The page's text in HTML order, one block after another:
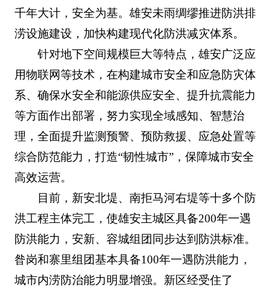
千年大计，安全为基。雄安未雨绸缪推进防洪排
涝设施建设，加快构建现代化防洪减灾体系。
针对地下空间规模巨大等特点，雄安广泛应
用物联网等技术，在构建城市安全和应急防灾体
系、确保水安全和能源供应安全、提升抗震能力
等方面作出部署，努力实现全域感知、智慧治
理，全面提升监测预警、预防救援、应急处置等
综合防范能力，打造“韧性城市”，保障城市安全
高效运营。
目前，新安北堤、南拒马河右堤等十多个防
洪工程主体完工，使雄安主城区具备200年一遇
防洪能力，安新、容城组团同步达到防洪标准。
昝岗和寨里组团基本具备100年一遇防洪能力，
城市内涝防治能力明显增强。新区经受住了